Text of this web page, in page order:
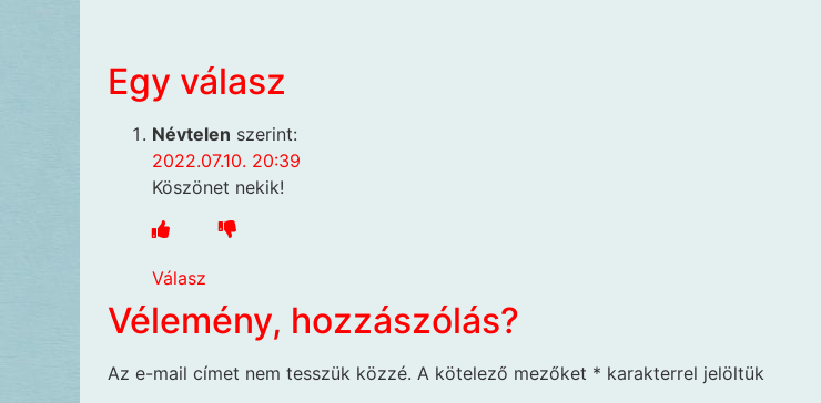
Egy válasz
Névtelen szerint:
2022.07.10. 20:39
Köszönet nekik!
Válasz
Vélemény, hozzászólás?
Az e-mail címet nem tesszük közzé. A kötelező mezőket * karakterrel jelöltük